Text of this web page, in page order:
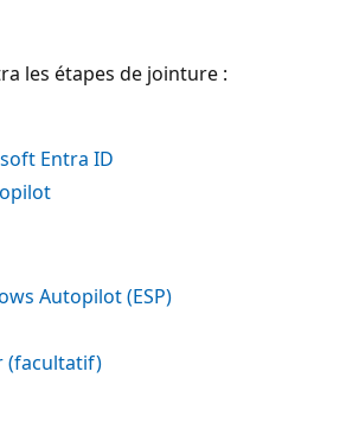
les étapes de jointure :
Entra ID
Autopilot (ESP)
(facultatif)